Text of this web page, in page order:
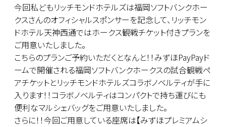
今回私どもリッチモンドホテルズは福岡ソフトバンクホー
クスさんのオフィシャルスポンサーを記念して、リッチモン
ドホテル天神西通ではホークス観戦チケット付きプランを
ご用意いたしました。
こちらのプランご予約いただくとなんと！！みずほPayPayド
ームで開催される福岡ソフトバンクホークスの試合観戦ペ
アチケットとリッチモンドホテルズコラボノベルティが手に
入ります！！コラボノベルティはコンパクトで持ち運びにも
便利なマルシェバッグをご用意いたしました。
さらに！！今回ご用意している座席は【みずほプレミアムシ